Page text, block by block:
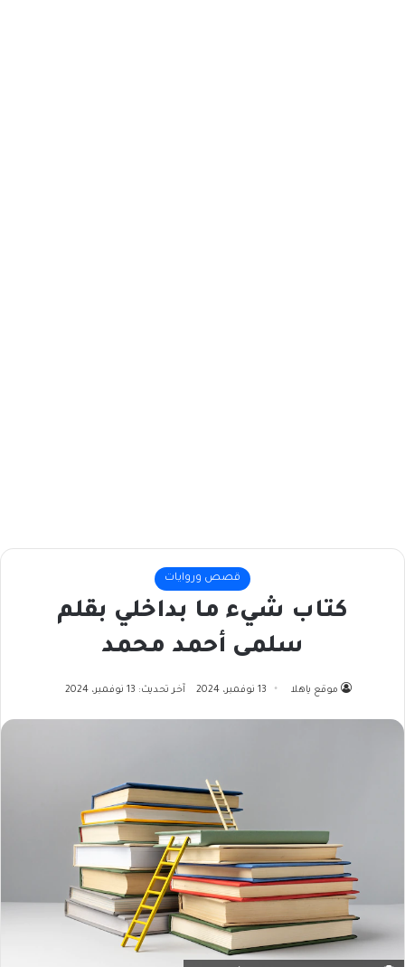
قصص وروايات
كتاب شيء ما بداخلي بقلم
سلمى أحمد محمد
موقع ياهلا 13 نوفمبر، 2024 آخر تحديث: 13 نوفمبر، 2024